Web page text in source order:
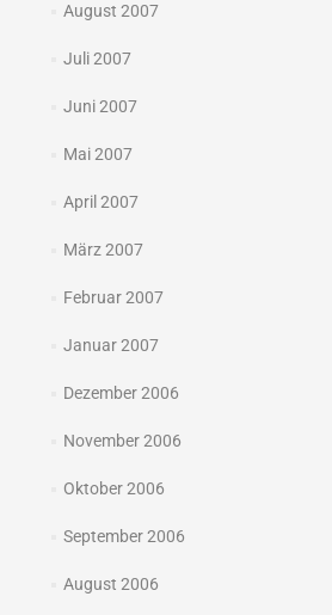
August 2007
Juli 2007
Juni 2007
Mai 2007
April 2007
März 2007
Februar 2007
Januar 2007
Dezember 2006
November 2006
Oktober 2006
September 2006
August 2006